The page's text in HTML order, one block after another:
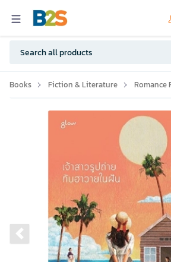
Books Fiction & Literature Romance
Previous slide